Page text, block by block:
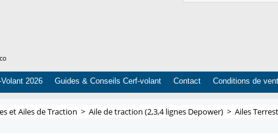
2026 Guides & Conseils Cerf-volant Contact Conditions de
et Ailes de Traction > Aile de traction (2,3,4 lignes Depower) > Ailes